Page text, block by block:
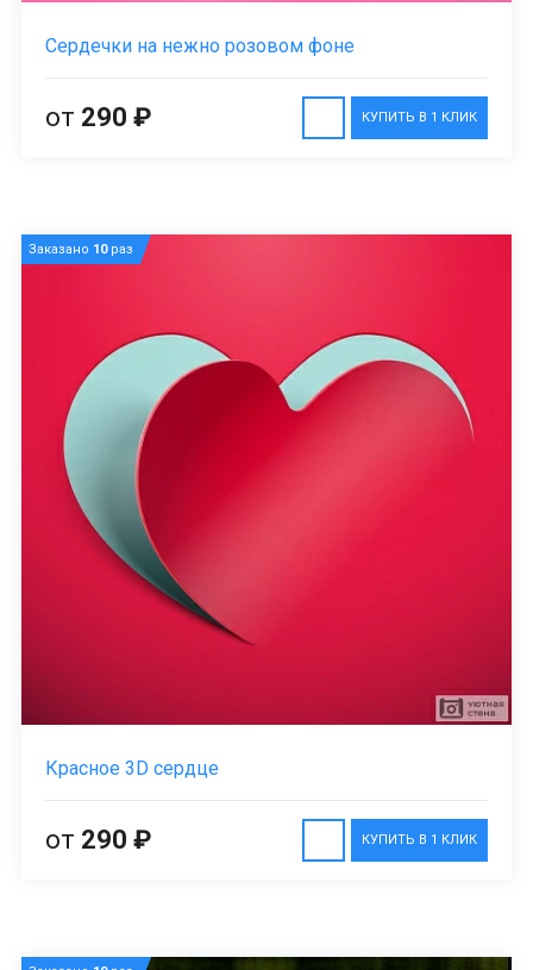
Сердечки на нежно розовом фоне
КУПИТЬ В 1 КЛИК
от 290 ₽
Заказано 10раз
Красное 3D сердце
КУПИТЬ В 1 КЛИК
от 290 ₽